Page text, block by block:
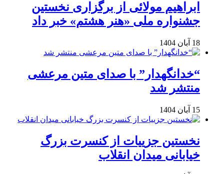
ابراهیم مولائی از برگزاری نخستین
جشنواره ملی «هنر هشتم» خبر داد
18 آبان 1404
“خدانگهدار” با صدای متین مرعشی
منتشر شد
15 آبان 1404
نخستین جزییات از کنسرت بزرگ
خیابانی میدان انقلاب